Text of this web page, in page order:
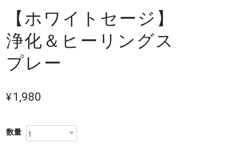
【ホワイトセージ】
浄化＆ヒーリングス
プレー
¥1,980
数量